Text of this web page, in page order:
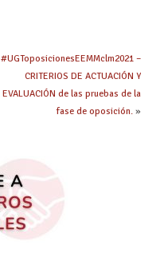
#UGToposicionesEEMMclm2021 –
CRITERIOS DE ACTUACIÓN Y
EVALUACIÓN de las pruebas de la
fase de oposición.»